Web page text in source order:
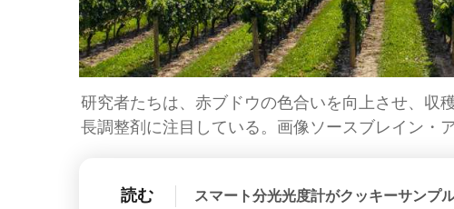
研究者たちは、赤ブドウの色合いを向上させ、収
長調整剤に注目している。画像ソースブレイン・
読む スマート分光光度計がクッキーサンプ